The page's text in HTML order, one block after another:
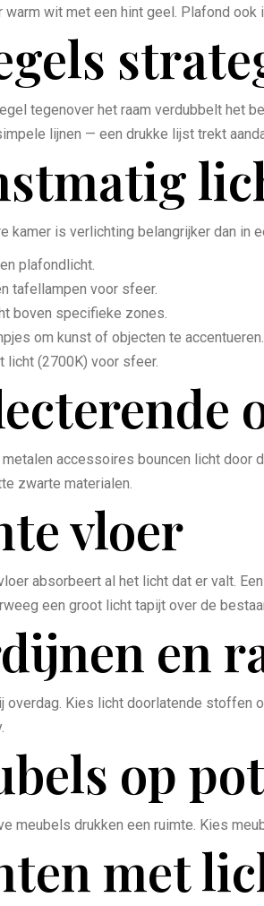
warm wit met een hint geel. Plafond
tegenover het raam verdubbelt het
lijnen — een drukke lijst trekt
kamer is verlichting belangrijker dan in
plafondlicht.
tafellampen voor sfeer.
boven specifieke zones.
om kunst of objecten te accentueren.
licht (2700K) voor sfeer.
accessoires bouncen licht door
zwarte materialen.
vloer
absorbeert al het licht dat er valt.
een groot licht tapijt over de
en
overdag. Kies licht doorlatende stoffen
op
meubels drukken een ruimte. Kies
met